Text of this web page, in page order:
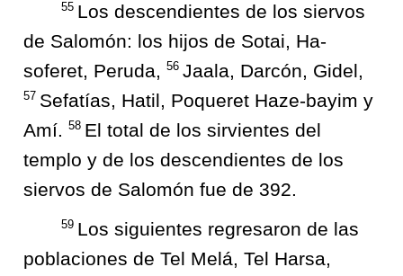
55 Los descendientes de los siervos
de Salomón: los hijos de Sotai, Ha-
soferet, Peruda, 56 Jaala, Darcón, Gidel,
57 Sefatías, Hatil, Poqueret Haze-bayim y
Amí. 58 El total de los sirvientes del
templo y de los descendientes de los
siervos de Salomón fue de 392.
59 Los siguientes regresaron de las
poblaciones de Tel Melá, Tel Harsa,